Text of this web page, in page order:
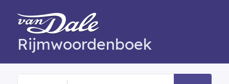
Rijmwoordenboek